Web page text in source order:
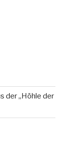
der „Höhle der